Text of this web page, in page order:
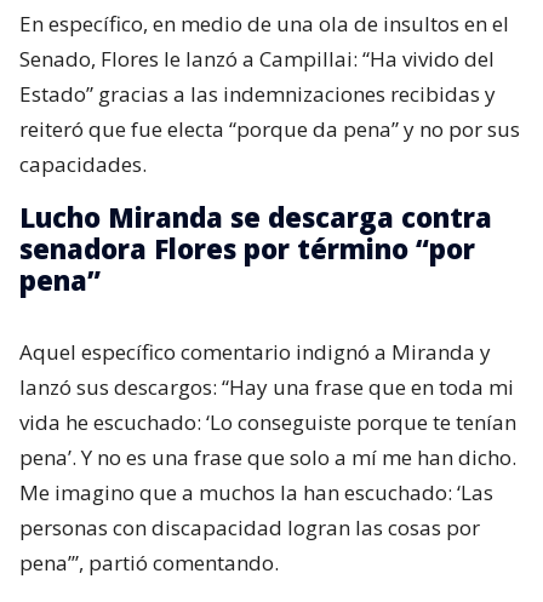
En específico, en medio de una ola de insultos en el
Senado, Flores le lanzó a Campillai: “Ha vivido del
Estado” gracias a las indemnizaciones recibidas y
reiteró que fue electa “porque da pena” y no por sus
capacidades.
Lucho Miranda se descarga contra
senadora Flores por término “por
pena”
Aquel específico comentario indignó a Miranda y
lanzó sus descargos: “Hay una frase que en toda mi
vida he escuchado: ‘Lo conseguiste porque te tenían
pena’. Y no es una frase que solo a mí me han dicho.
Me imagino que a muchos la han escuchado: ‘Las
personas con discapacidad logran las cosas por
pena’”, partió comentando.